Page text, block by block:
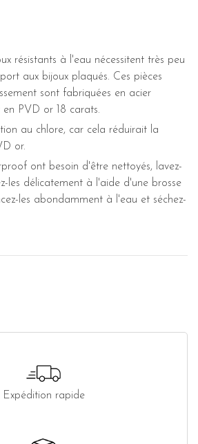
résistants à l'eau nécessitent très peu
aux bijoux plaqués. Ces pièces
sont fabriquées en acier
PVD or 18 carats.
au chlore, car cela réduirait la
or.
ont besoin d'être nettoyés, lavez-
les délicatement à l'aide d'une brosse
les abondamment à l'eau et séchez-
Expédition rapide